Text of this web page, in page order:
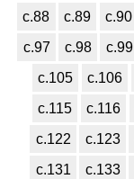
с.88
с.89 с.90
с.97
с.98 с.99
с.105
с.106
с.115
с.116
с.122
с.123
с.131
с.133